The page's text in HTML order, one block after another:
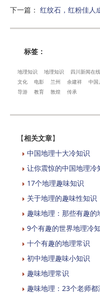
下一篇 ： 红纹石，红粉佳人
标签：
地理知识 地理知识 四川新闻在线
文化
电影 兰州 余建祥 中国
导游
教育 敦煌 传承
【相关文章】
中国地理十大冷知识
让你震惊的中国地理冷
17个地理趣味知识
关于地理的趣味性知识
趣味地理：那些有趣的
9个有趣的世界地理冷
十个有趣的地理常识
初中地理趣味小知识
趣味地理常识
趣味地理：23个老师